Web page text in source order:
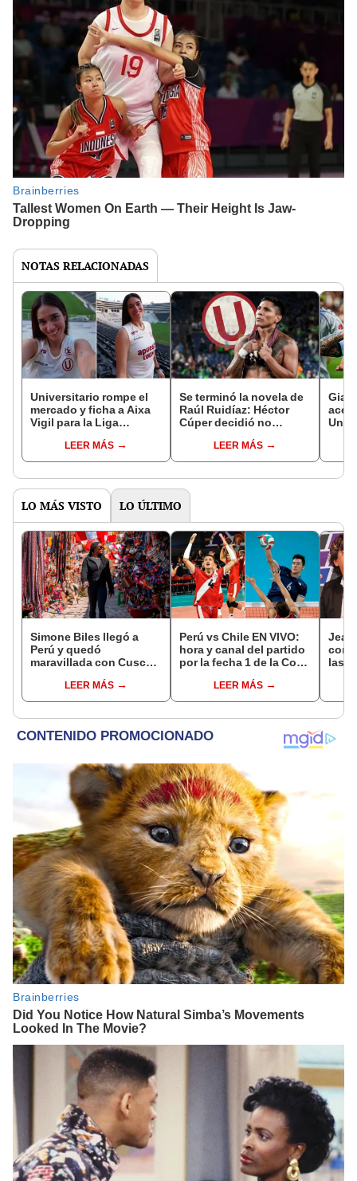
NOTAS RELACIONADAS
Universitario rompe el
mercado y ficha a Aixa
Vigil para la Liga
fin estoy en casa"
LEER MÁS
Se terminó la novela de
Raúl Ruidíaz: Héctor
Cúper decidió no
busca un delantero
extranjero
LEER MÁS
su
LO MÁS VISTO LO ÚLTIMO
Simone Biles llegó a
Perú y quedó
maravillada con Cusco:
lo hermoso que es este
país"
LEER MÁS
Perú vs Chile EN VIVO:
hora y canal del partido
por la fecha 1 de la Copa
Masculino 2026
LEER MÁS
Jean
con
las